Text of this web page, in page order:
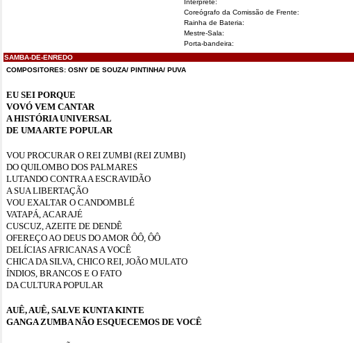
Intérprete:
Coreógrafo da Comissão de Frente:
Rainha de Bateria:
Mestre-Sala:
Porta-bandeira:
SAMBA-DE-ENREDO
COMPOSITORES: OSNY DE SOUZA/ PINTINHA/ PUVA
EU SEI PORQUE
VOVÓ VEM CANTAR
A HISTÓRIA UNIVERSAL
DE UMA ARTE POPULAR
VOU PROCURAR O REI ZUMBI (REI ZUMBI)
DO QUILOMBO DOS PALMARES
LUTANDO CONTRA A ESCRAVIDÃO
A SUA LIBERTAÇÃO
VOU EXALTAR O CANDOMBLÉ
VATAPÁ, ACARAJÉ
CUSCUZ, AZEITE DE DENDÊ
OFEREÇO AO DEUS DO AMOR ÔÔ, ÔÔ
DELÍCIAS AFRICANAS A VOCÊ
CHICA DA SILVA, CHICO REI, JOÃO MULATO
ÍNDIOS, BRANCOS E O FATO
DA CULTURA POPULAR
AUÊ, AUÊ, SALVE KUNTA KINTE
GANGA ZUMBA NÃO ESQUECEMOS DE VOCÊ